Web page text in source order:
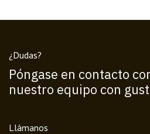
¿Dudas?
Póngase en contacto
nuestro equipo con
Llámanos